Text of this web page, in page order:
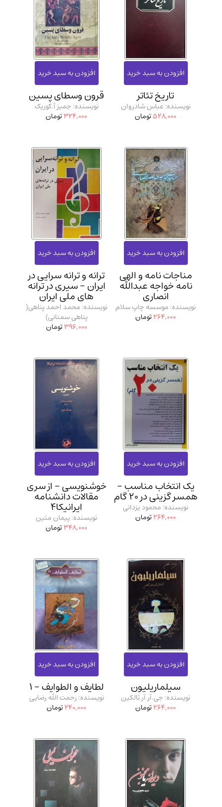
تاریخ تئاتر
نویسنده: عباس شادروان
528,000تومان
قرون وسطای پسین
نویسنده: جمیز آ.کوریک
324,000تومان
مناجات نامه و الهی
نامه خواجه عبدالله
انصاری
نویسنده: موسسه چاپ سلام
264,000تومان
ترانه و ترانه سرایی در
ایران - سیری در ترانه
های ملی ایران
نویسنده: محمد احمد پناهی(
پناهی سمنانی)
396,000تومان
یک انتخاب مناسب -
همسر گزینی در 20 گام
نویسنده: محمود یزدانی
264,000تومان
خوشنویسی - از سری
مقالات دانشنامه
ایرانیکا4
نویسنده: پیمان متین
348,000تومان
سیلماریلیون
نویسنده: جی.آر‌.آر.تالکین
264,000تومان
لطایف و الطوایف - 1
نویسنده: رحمت الله رضایی
240,000تومان